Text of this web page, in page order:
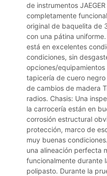
de instrumentos
completamente
original de baquelita de
con una pátina
está en excelentes
condiciones, sin
opciones/
tapicería de cuero
de cambios de madera
radios. Chasis: Una
la carrocería están en
corrosión estructural
protección, marco de
muy buenas
una alineación perfecta
funcionalmente durante
polipasto. Durante la